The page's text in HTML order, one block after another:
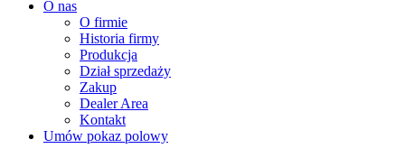
O nas
O firmie
Historia firmy
Produkcja
Dział sprzedaży
Zakup
Dealer Area
Kontakt
Umów pokaz polowy